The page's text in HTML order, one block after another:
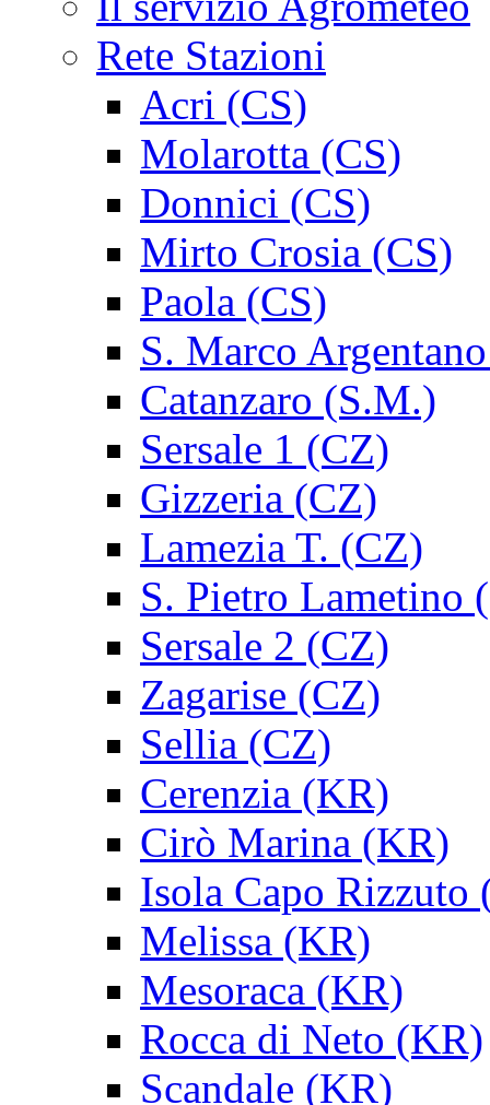
Rete Stazioni
Acri (CS)
Molarotta (CS)
Donnici (CS)
Mirto Crosia (CS)
Paola (CS)
S. Marco
Catanzaro (S.M.)
Sersale 1 (CZ)
Gizzeria (CZ)
Lamezia T. (CZ)
S. Pietro Lametino
Sersale 2 (CZ)
Zagarise (CZ)
Sellia (CZ)
Cerenzia (KR)
Cirò Marina (KR)
Isola Capo Rizzuto
Melissa (KR)
Mesoraca (KR)
Rocca di Neto (KR)
Scandale (KR)